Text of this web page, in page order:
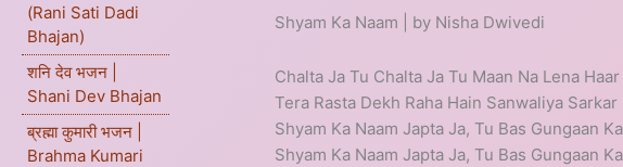
(Rani Sati Dadi
Bhajan)
शनि देव भजन |
Shani Dev Bhajan
ब्रह्मा कुमारी भजन |
Brahma Kumari
Shyam Ka Naam | by Nisha Dwivedi
Chalta Ja Tu Chalta Ja Tu Maan Na Lena Haar
Tera Rasta Dekh Raha Hain Sanwaliya Sarkar
Shyam Ka Naam Japta Ja, Tu Bas Gungaan
Shyam Ka Naam Japta Ja, Tu Bas Gungaan